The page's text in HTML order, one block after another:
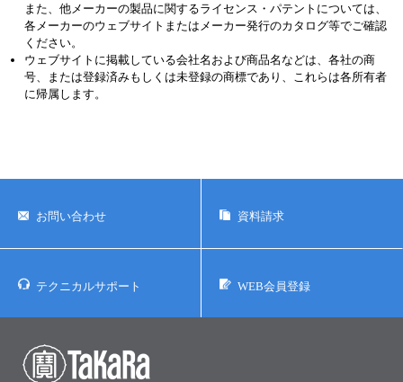
また、他メーカーの製品に関するライセンス・パテントについては、
各メーカーのウェブサイトまたはメーカー発行のカタログ等でご確認
ください。
ウェブサイトに掲載している会社名および商品名などは、各社の商
号、または登録済みもしくは未登録の商標であり、これらは各所有者
に帰属します。
お問い合わせ 資料請求
テクニカルサポート WEB会員登録